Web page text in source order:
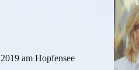
am Hopfensee